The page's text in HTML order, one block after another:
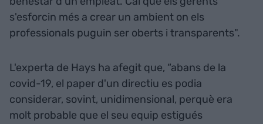
s'esforcin més a crear un ambient on els
professionals puguin ser oberts i transparents".
L'experta de Hays ha afegit que, “abans de la
covid-19, el paper d'un directiu es podia
considerar, sovint, unidimensional, perquè era
molt probable que el seu equip estigués